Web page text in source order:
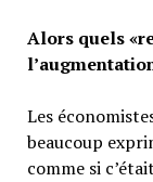
Alors quels
Les
beaucoup
comme si